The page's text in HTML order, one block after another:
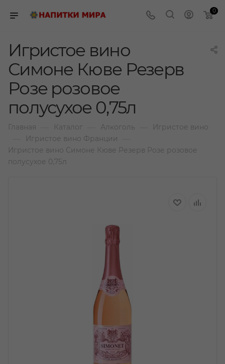
0
Игристое вино
Симоне Кюве Резерв
Розе розовое
полусухое 0,75л
Главная Каталог Алкоголь Игристое вино
Игристое вино Франции
Игристое вино Симоне Кюве Резерв Розе розовое
полусухое 0,75л